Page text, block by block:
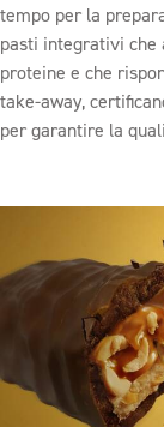
tempo per la
pasti integrativi che
proteine e che
take-away,
per garantire la